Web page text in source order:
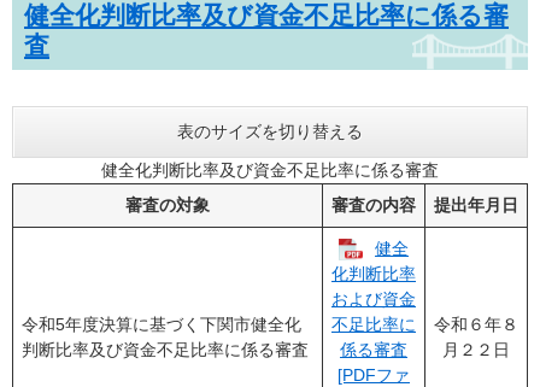
健全化判断比率及び資金不足比率に係る審
査
表のサイズを切り替える
健全化判断比率及び資金不足比率に係る審査
審査の対象
審査の内容 提出年月日
令和5年度決算に基づく下関市健全化
判断比率及び資金不足比率に係る審査
健全
化判断比率
および資金
不足比率に
係る審査
[PDFファ
令和６年８
月２２日